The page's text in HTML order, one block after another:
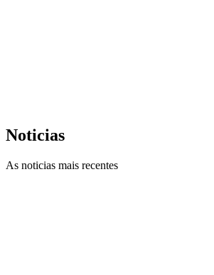
Noticias
As noticias mais recentes